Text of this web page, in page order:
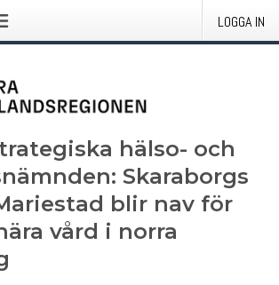
LOGGA IN
hälso- och
Skaraborgs
blir nav för
vård i norra